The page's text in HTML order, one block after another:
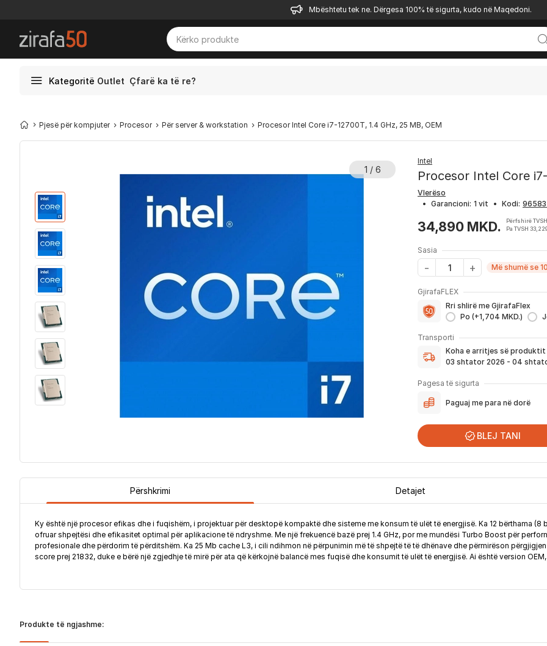
Mbështetu tek ne. Dërgesa 100% të sigurta, kudo në Maqedoni.
Kategoritë Outlet Çfarë ka të re?
Pjesë për kompjuter Procesor Për server & workstation Procesor Intel Core i7-12700T, 1.4 GHz, 25 MB, OEM
1 / 6
Intel
Procesor Intel Core
Vlerëso
• Garancioni: 1 vit • Kodi:
34,890 MKD.
Përfshirë
Pa TVSH
Sasia
Më shumë se
GjirafaFLEX
Rri shlirë me GjirafaFlex
Po (+1,704 MKD.)
Me GjirafaFLEX përfitoni:
-Prioritetpër zgjidhjen e
- Kontakt brenda
për
- Pranim dhe dërgim me
Transporti
Koha e arritjes së produktit
03 shtator 2026 - 04
dhe njoftimit për verifikim
Nëse porosia bëhet tani,
njoftoheni në vazhdimësi
për te ju.
*Në 99% të rasteve, produktet
Pagesa të sigurta
Paguaj me para në dorë
BLEJ TANI
Përshkrimi Detajet
Ky është një procesor efikas dhe i fuqishëm, i projektuar për desktopë kompaktë dhe sisteme me konsum të ulët të energjisë. Ka 12 bërthama
ofruar shpejtësi dhe efikasitet optimal për aplikacione të ndryshme. Me një frekuencë bazë prej 1.4 GHz, por me mundësi Turbo Boost për
profesionale dhe përdorim të përditshëm. Ka 25 Mb cache L3, i cili ndihmon në përpunimin më të shpejtë të të dhënave dhe përmirëson
score prej 21832, duke e bërë një zgjedhje të mirë për ata që kërkojnë balancë mes fuqisë dhe konsumit të ulët të energjisë. Ai është version
Produkte të ngjashme: